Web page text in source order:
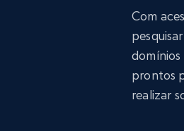
Com
prontos
realizar